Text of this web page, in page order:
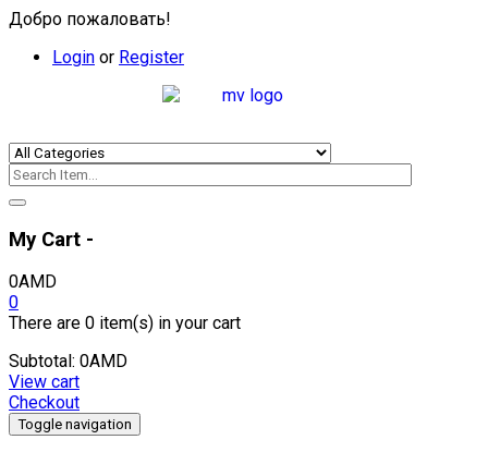
Добро пожаловать!
Login or Register
My Cart -
0AMD
0
There are 0 item(s) in your cart
Subtotal: 0AMD
View cart
Checkout
Toggle navigation